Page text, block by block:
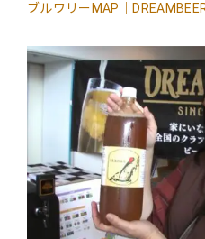
ブルワリーMAP｜